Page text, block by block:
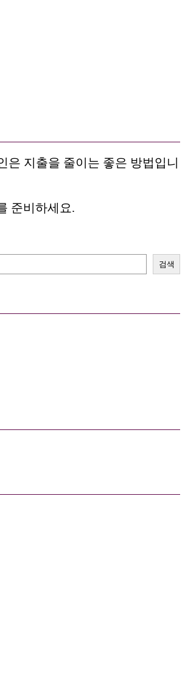
지출을 줄이는 좋은 방법입니
준비하세요.
검색